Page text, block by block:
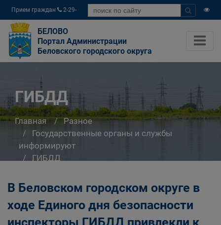
Прием граждан
2-29-
04
БЕЛОВО
Портал Администрации
Беловского городского округа
ГИБДД
Главная
Разное
Государственные органы и службы
информируют
ГИБДД
В Беловском городском округе в
ходе Единого дня безопасности